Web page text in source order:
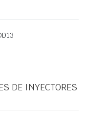
DE INYECTORES